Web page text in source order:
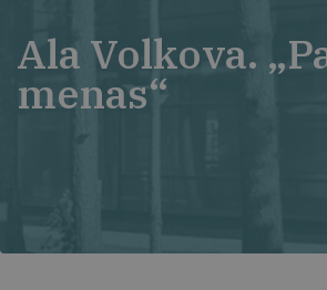
Ala Volkova.
menas“